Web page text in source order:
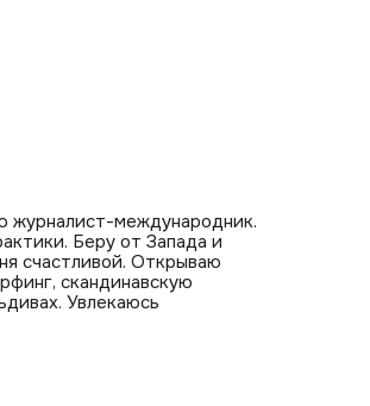
международник.
Беру от Запада и
счастливой. Открываю
скандинавскую
Увлекаюсь